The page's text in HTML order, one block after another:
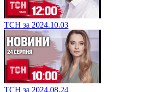
ТСН за 2024.10.03
ТСН за 2024.08.24